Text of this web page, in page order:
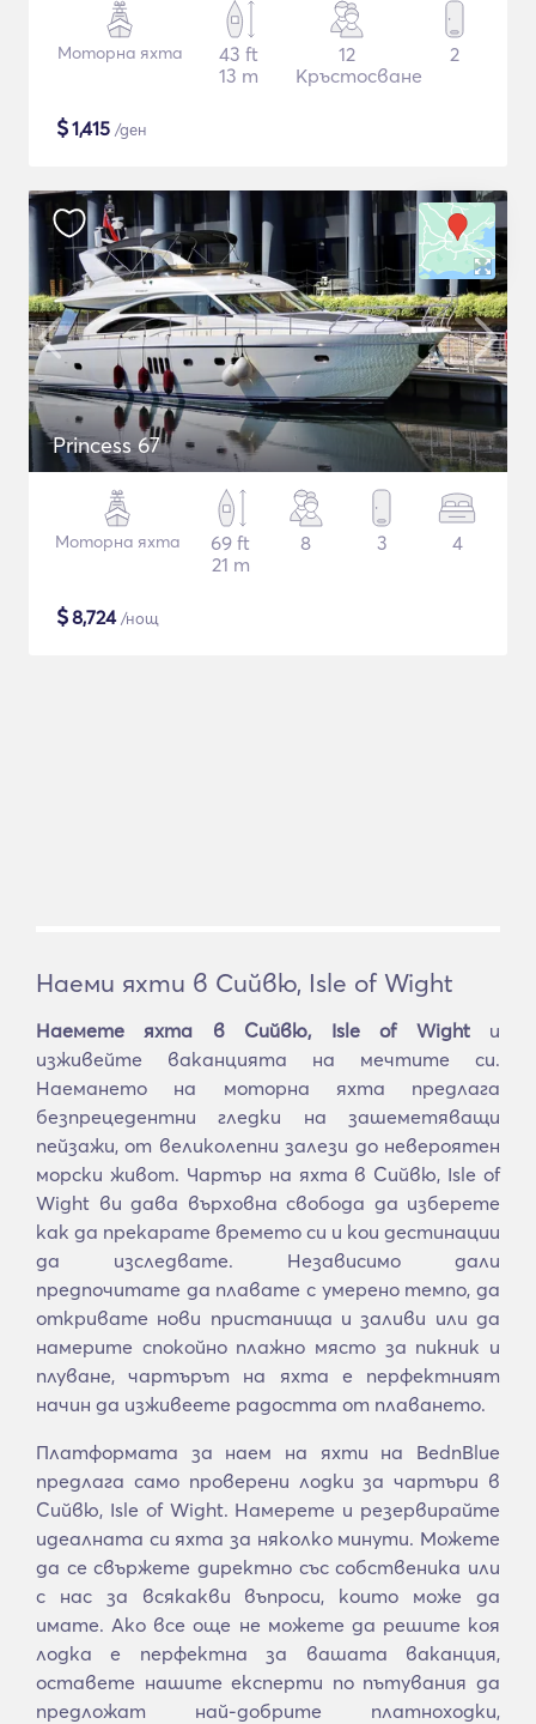
Моторна яхта
43 ft
13 m
12
Кръстосване
2
$1,415 /ден
Princess 67
Моторна яхта
69 ft
21 m
8 3 4
$8,724/нощ
Наеми яхти в Сийвю, Isle of Wight
Наемете яхта в Сийвю, Isle of Wightи
изживейте ваканцията на мечтите си.
Наемането на моторна яхта предлага
безпрецедентни гледки на зашеметяващи
пейзажи, от великолепни залези до невероятен
морски живот. Чартър на яхта в Сийвю, Isle of
Wight ви дава върховна свобода да изберете
как да прекарате времето си и кои дестинации
да изследвате. Независимо дали
предпочитате да плавате с умерено темпо, да
откривате нови пристанища и заливи или да
намерите спокойно плажно място за пикник и
плуване, чартърът на яхта е перфектният
начин да изживеете радостта от плаването.
Платформата за наем на яхти на BednBlue
предлага само проверени лодки за чартъри в
Сийвю, Isle of Wight. Намерете и резервирайте
идеалната си яхта за няколко минути. Можете
да се свържете директно със собственика или
с нас за всякакви въпроси, които може да
имате. Ако все още не можете да решите коя
лодка е перфектна за вашата ваканция,
оставете нашите експерти по пътувания да
предложат най-добрите платноходки,